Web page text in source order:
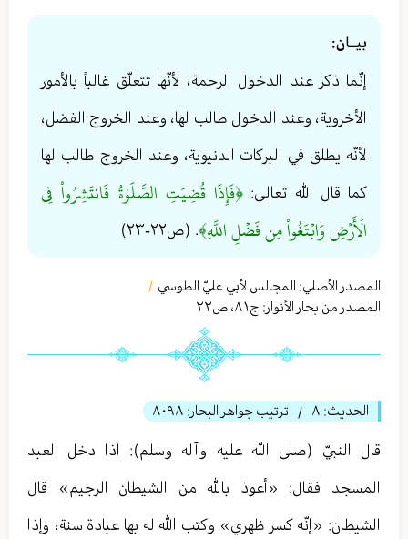
بيــان:
إنّما ذكر عند الدخول الرحمة، لأنّها تتعلّق غالباً بالأمور
الأخروية، وعند الدخول طالب لها، وعند الخروج الفضل،
لأنّه يطلق في البركات الدنيوية، وعند الخروج طالب لها
كما قال الله تعالى: ﴿فَإِذَا قُضِيَتِ الصَّلَوٰةُ فَانتَشِرُواْ فِي
الۡأَرۡضِ وَابۡتَغُواْ مِن فَضۡلِ اللَّهِ﴾. (ص٢٢-٢٣)
المصدر الأصلي: المجالس لأبي عليّ الطوسي /
المصدر من بحار الأنوار: ج٨١، ص٢٢
الحديث: ٨ / ترتيب جواهر البحار: ٨٠٩٨
قال النبيّ (صلى الله عليه وآله وسلم): اذا دخل العبد
المسجد فقال: «أعوذ بالله من الشيطان الرجيم» قال
الشيطان: «إنّه كسر ظهري» وكتب الله له بها عبادة سنة، وإذا